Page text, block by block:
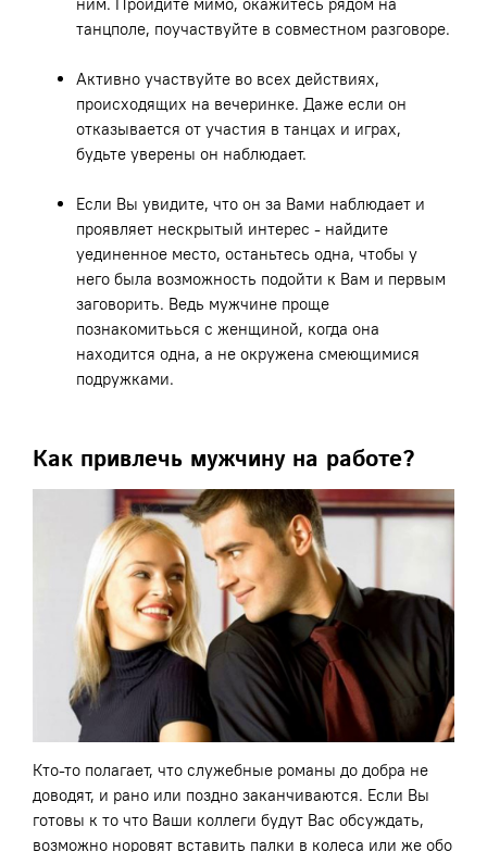
танцполе, поучаствуйте в совместном разговоре.
Активно участвуйте во всех действиях,
происходящих на вечеринке. Даже если он
отказывается от участия в танцах и играх,
будьте уверены он наблюдает.
Если Вы увидите, что он за Вами наблюдает и
проявляет нескрытый интерес - найдите
уединенное место, останьтесь одна, чтобы у
него была возможность подойти к Вам и первым
заговорить. Ведь мужчине проще
познакомитьься с женщиной, когда она
находится одна, а не окружена смеющимися
подружками.
Как привлечь мужчину на работе?
Кто-то полагает, что служебные романы до добра не
доводят, и рано или поздно заканчиваются. Если Вы
готовы к то что Ваши коллеги будут Вас обсуждать,
возможно норовят вставить палки в колеса или же обо